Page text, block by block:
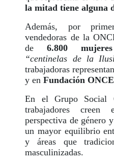
la mitad tiene alguna
Además, por
vendedoras de la
de6.800
“centinelas de la
trabajadoras
y enFundación
En el Grupo Social
trabajadores
perspectiva de género
un mayor equilibrio
y áreas que
masculinizadas.